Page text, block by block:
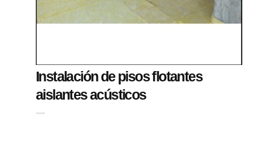
Instalación de pisos flotantes
aislantes acústicos